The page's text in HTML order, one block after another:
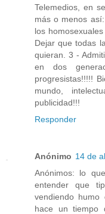
Telemedios, en
más o menos
los
Dejar que todas
quieran. 3 -
en dos
progresistas!!!!!
mundo,
publicidad!!!
Responder
Anónimo 14 de
Anónimos: lo
entender que
vendiendo humo
hace un tiempo